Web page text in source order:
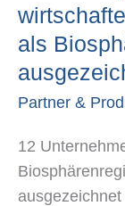
als
Partner &
12
Unternehmen
als
Biosphären-
Partner